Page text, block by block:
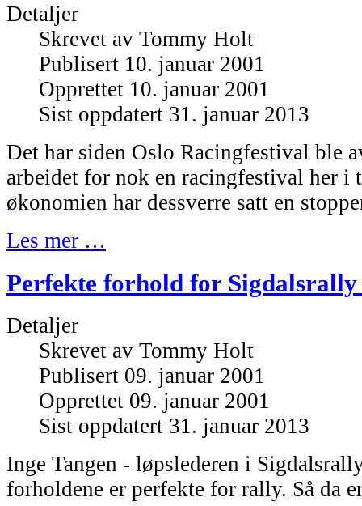
Detaljer
Skrevet av Tommy Holt
Publisert 10. januar 2001
Opprettet 10. januar 2001
Sist oppdatert 31. januar 2013
Det har siden Oslo Racingfestival ble
arbeidet for nok en racingfestival her i
økonomien har dessverre satt en
Les mer …
Perfekte forhold for
Detaljer
Skrevet av Tommy Holt
Publisert 09. januar 2001
Opprettet 09. januar 2001
Sist oppdatert 31. januar 2013
Inge Tangen - løpslederen i
forholdene er perfekte for rally. Så da